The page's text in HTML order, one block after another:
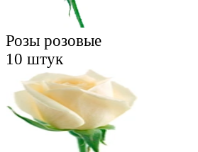
Розы розовые
10 штук